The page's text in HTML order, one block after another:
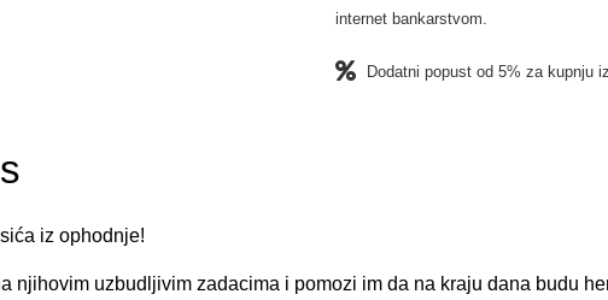
internet bankarstvom.
Dodatni popust od 5% za kupnju
iz ophodnje!
njihovim uzbudljivim zadacima i pomozi im da na kraju dana budu